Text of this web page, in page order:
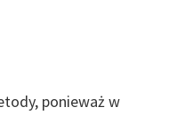
ponieważ w